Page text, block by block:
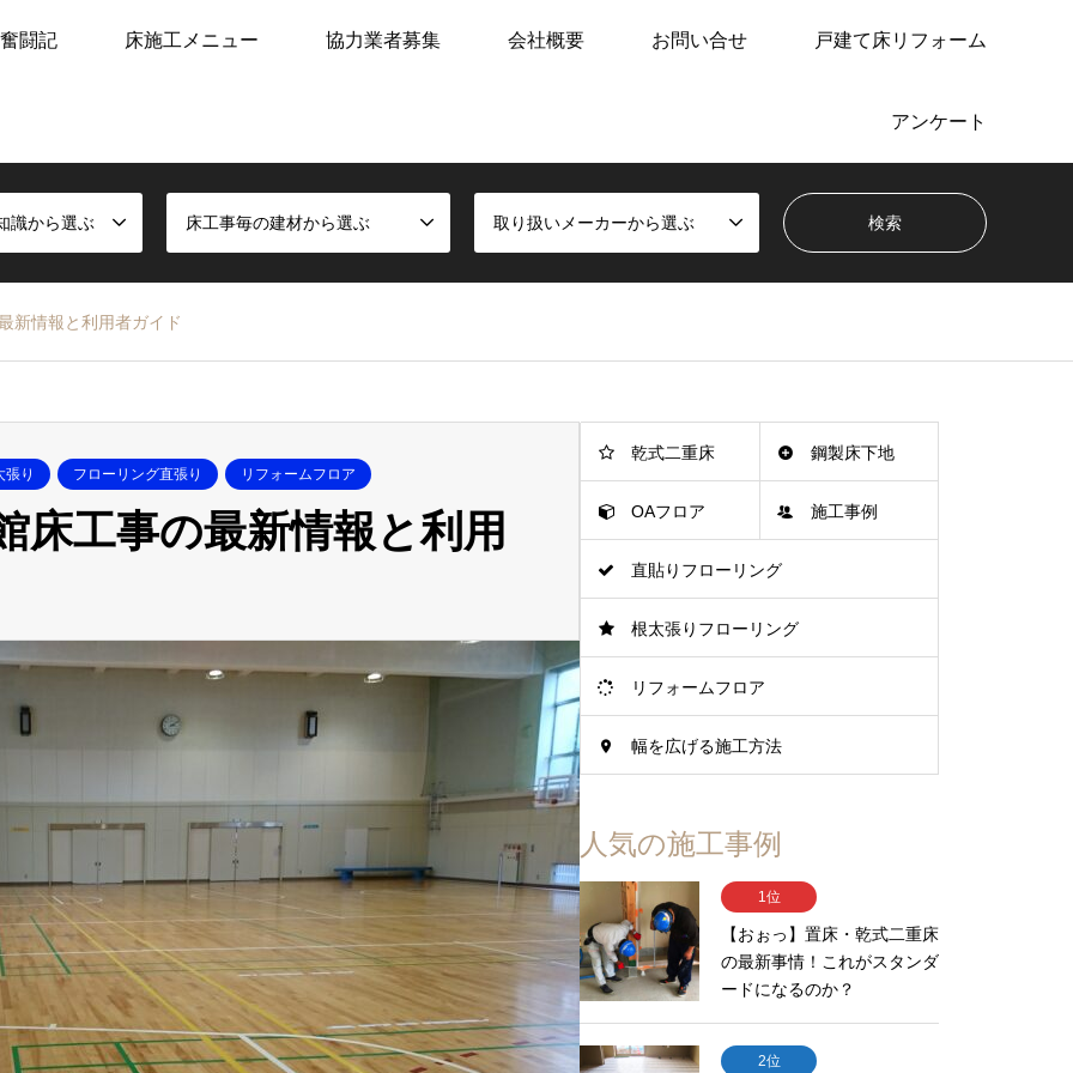
闘記 床施工メニュー 協力業者募集 会社概要 お問い合せ 戸建て床リフォーム
アンケート
識から選ぶ 床工事毎の建材から選ぶ 取り扱いメーカーから選ぶ
新情報と利用者ガイド
張り フローリング直張り リフォームフロア
床工事の最新情報と利用
乾式二重床 鋼製床下地
OAフロア 施工事例
直貼りフローリング
根太張りフローリング
リフォームフロア
幅を広げる施工方法
人気の施工事例
1位
【おぉっ】置床・乾式二重床
の最新事情！これがスタンダ
ードになるのか？
2位